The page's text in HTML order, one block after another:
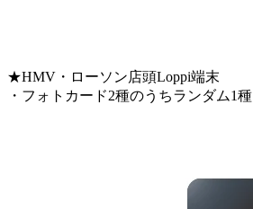
★HMV・ローソン店頭Loppi端末
・フォトカード2種のうちランダム1種